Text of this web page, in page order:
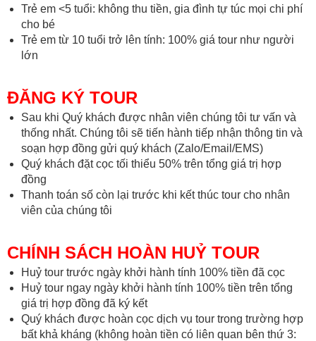
Trẻ em <5 tuổi: không thu tiền, gia đình tự túc mọi chi phí
cho bé
Trẻ em từ 10 tuổi trở lên tính: 100% giá tour như người
lớn
ĐĂNG KÝ TOUR
Sau khi Quý khách được nhân viên chúng tôi tư vấn và
thống nhất. Chúng tôi sẽ tiến hành tiếp nhận thông tin và
soạn hợp đồng gửi quý khách (Zalo/Email/EMS)
Quý khách đặt cọc tối thiểu 50% trên tổng giá trị hợp
đồng
Thanh toán số còn lại trước khi kết thúc tour cho nhân
viên của chúng tôi
CHÍNH SÁCH HOÀN HUỶ TOUR
Huỷ tour trước ngày khởi hành tính 100% tiền đã cọc
Huỷ tour ngay ngày khởi hành tính 100% tiền trên tổng
giá trị hợp đồng đã ký kết
Quý khách được hoàn cọc dịch vụ tour trong trường hợp
bất khả kháng (không hoàn tiền có liên quan bên thứ 3: